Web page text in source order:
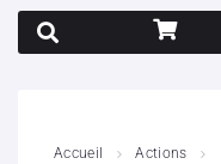
Accueil
Actions